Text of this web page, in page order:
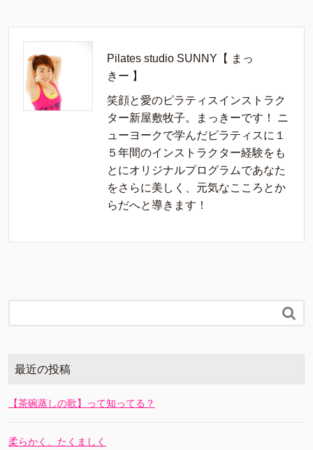
Pilates studio SUNNY【 まっ
きー 】
笑顔と愛のピラティスインストラク
ター新屋敷牧子。まっきーです！ ニ
ューヨークで学んだピラティスに１
５年間のインストラクター経験をも
とにオリジナルプログラムであなた
をさらに美しく、元気なこころとか
らだへと導きます！

最近の投稿
【茶碗蒸しの歌】って知ってる？
柔らかく、たくましく